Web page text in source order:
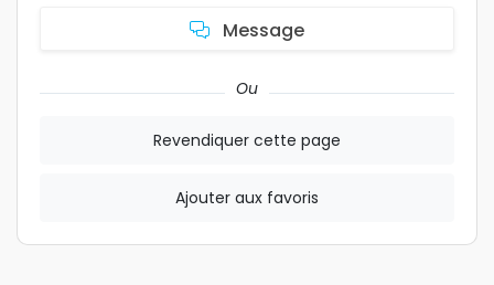
Message
Ou
Revendiquer cette page
Ajouter aux favoris